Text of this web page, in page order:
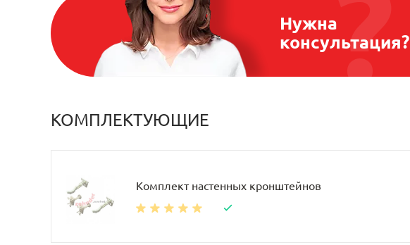
Нужна
консультация?
КОМПЛЕКТУЮЩИЕ
Комплект настенных кронштейнов